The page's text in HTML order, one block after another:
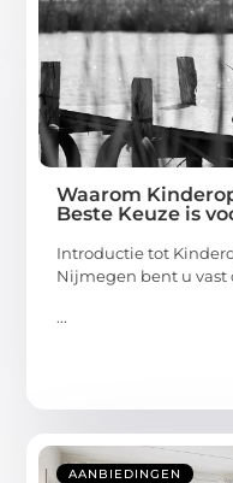
Waarom
Beste Keuze is
Introductie tot
Nijmegen bent u vast
...
AANBIEDINGEN